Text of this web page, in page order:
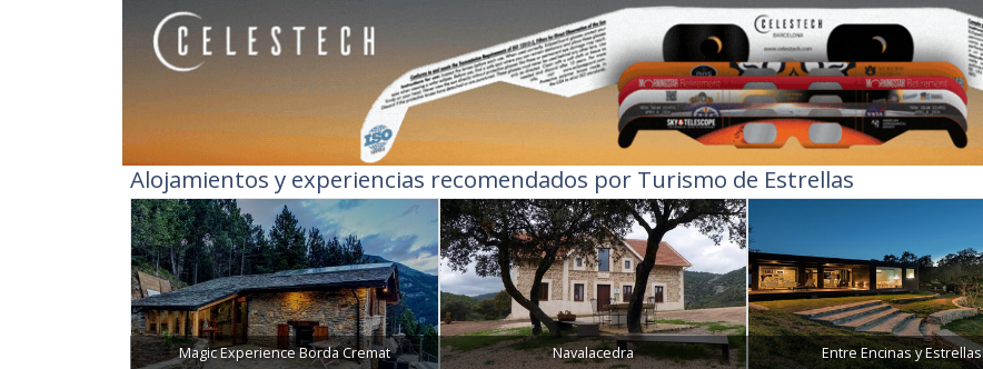
Alojamientos y experiencias recomendados por Turismo de Estrellas
Magic Experience Borda Cremat Navalacedra Entre Encinas y Estrellas